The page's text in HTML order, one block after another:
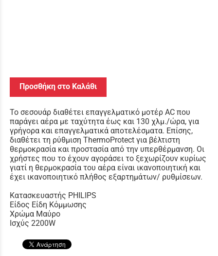
Προσθήκη στο Καλάθι
Το σεσουάρ διαθέτει επαγγελματικό μοτέρ AC που
παράγει αέρα με ταχύτητα έως και 130 χλμ./ώρα, για
γρήγορα και επαγγελματικά αποτελέσματα. Επίσης,
διαθέτει τη ρύθμιση ThermoProtect για βέλτιστη
θερμοκρασία και προστασία από την υπερθέρμανση. Οι
χρήστες που το έχουν αγοράσει το ξεχωρίζουν κυρίως
γιατί η θερμοκρασία του αέρα είναι ικανοποιητική και
έχει ικανοποιητικό πλήθος εξαρτημάτων/ ρυθμίσεων.
Κατασκευαστής PHILIPS
Είδος Είδη Κόμμωσης
Χρώμα Μαύρο
Ισχύς 2200W